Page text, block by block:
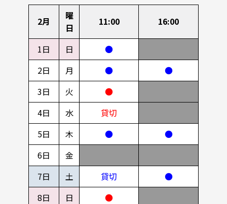
2月
曜
日
11:00 16:00
1日 日
●
2日
月 ●
●
3日
火
●
4日
水
貸切
5日
木 ●
●
6日
金
7日
土 貸切
●
8日
日
●